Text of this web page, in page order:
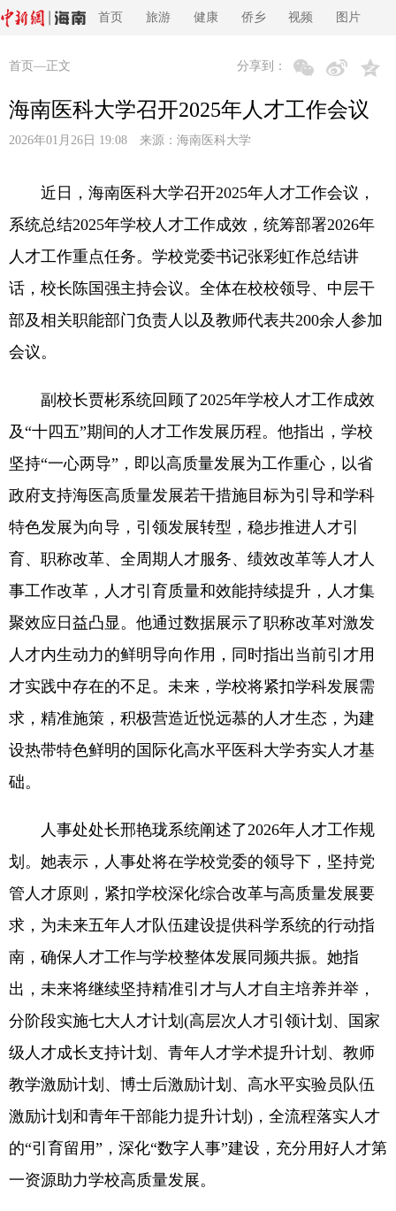
首页 旅游 健康 侨乡 视频 图片
首页 —正文 分享到：
海南医科大学召开2025年人才工作会议
2026年01月26日 19:08 来源： 海南医科大学
近日，海南医科大学召开2025年人才工作会议，
系统总结2025年学校人才工作成效，统筹部署2026年
人才工作重点任务。学校党委书记张彩虹作总结讲
话，校长陈国强主持会议。全体在校校领导、中层干
部及相关职能部门负责人以及教师代表共200余人参加
会议。
副校长贾彬系统回顾了2025年学校人才工作成效
及“十四五”期间的人才工作发展历程。他指出，学校
坚持“一心两导”，即以高质量发展为工作重心，以省
政府支持海医高质量发展若干措施目标为引导和学科
特色发展为向导，引领发展转型，稳步推进人才引
育、职称改革、全周期人才服务、绩效改革等人才人
事工作改革，人才引育质量和效能持续提升，人才集
聚效应日益凸显。他通过数据展示了职称改革对激发
人才内生动力的鲜明导向作用，同时指出当前引才用
才实践中存在的不足。未来，学校将紧扣学科发展需
求，精准施策，积极营造近悦远慕的人才生态，为建
设热带特色鲜明的国际化高水平医科大学夯实人才基
础。
人事处处长邢艳珑系统阐述了2026年人才工作规
划。她表示，人事处将在学校党委的领导下，坚持党
管人才原则，紧扣学校深化综合改革与高质量发展要
求，为未来五年人才队伍建设提供科学系统的行动指
南，确保人才工作与学校整体发展同频共振。她指
出，未来将继续坚持精准引才与人才自主培养并举，
分阶段实施七大人才计划(高层次人才引领计划、国家
级人才成长支持计划、青年人才学术提升计划、教师
教学激励计划、博士后激励计划、高水平实验员队伍
激励计划和青年干部能力提升计划)，全流程落实人才
的“引育留用”，深化“数字人事”建设，充分用好人才第
一资源助力学校高质量发展。